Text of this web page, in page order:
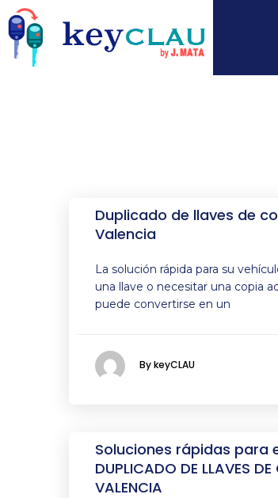
Duplicado de llaves de
Valencia
La solución rápida para su
una llave o necesitar una copia
puede convertirse en un
By keyCLAU
Soluciones rápidas para
DUPLICADO DE LLAVES DE
VALENCIA